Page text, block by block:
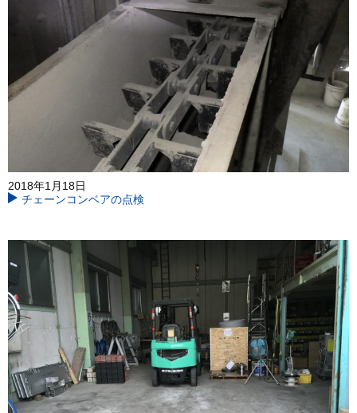
2018年1月18日
チェーンコンベアの点検